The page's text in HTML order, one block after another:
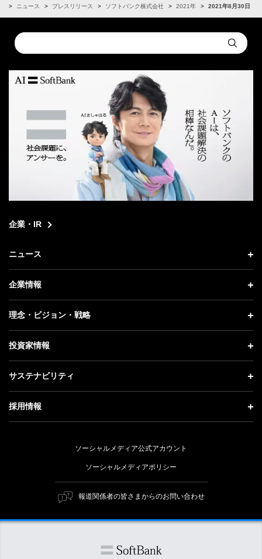
ニュース プレスリリース ソフトバンク株式会社 2021年 2021年8月30日
Conduct
a
Submit
企業・IR
ニュース
ニュース トップ
プレスリリース
更新情報
記者説明会
企業情報
企業情報 トップ
社長メッセージ
事業紹介
ガバナンス
理念・ビジョン・戦略
理念・ビジョン・戦略 トップ
成長戦略「Activate AI for Society」
人材戦略
投資家情報
投資家情報 トップ
経営方針
個人投資家の皆さまへ
株式と社債について
サステナビリティ
サステナビリティ トップ
トップメッセージ
ESG方針・体制
マテリアリティ（重要課題）
ESGの主な取り組み
採用情報
キャリア採用
障がい者採用
ソーシャルメディア公式アカウント
ソーシャルメディアポリシー
報道関係者の皆さまからのお問い合わせ